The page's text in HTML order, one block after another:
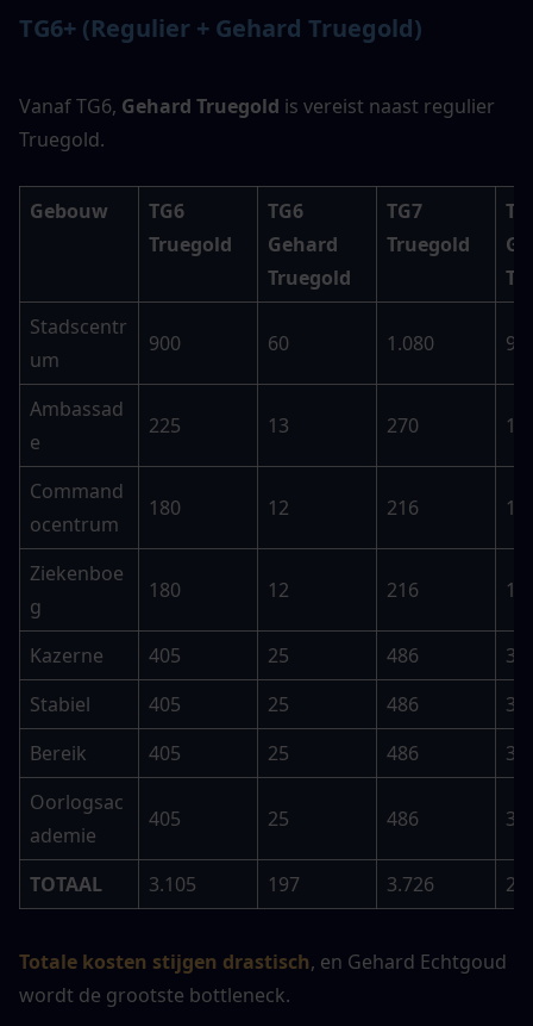
TG6+ (Regulier + Gehard Truegold)
Vanaf TG6, Gehard Truegold is vereist naast regulier
Truegold.
Gebouw
TG6
Truegold
TG6
Gehard
Truegold
TG7
Truegold
Stadscentr
um
900 60 1.080 90
Ambassad
e
225 13 270 19
Command
ocentrum
180 12 216 18
Ziekenboe
g
180 12 216 18
Kazerne 405 25 486
37
Stabiel
405 25 486
37
Bereik
405 25 486
37
Oorlogsac
ademie
405 25 486 37
TOTAAL 3.105 197 3.726
Totale kosten stijgen drastisch, en Gehard Echtgoud
wordt de grootste bottleneck.